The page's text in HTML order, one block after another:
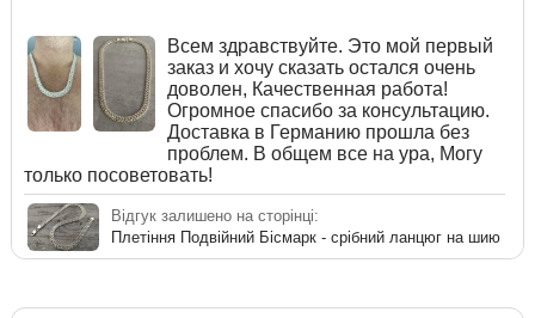
Всем здравствуйте. Это мой первый
заказ и хочу сказать остался очень
доволен, Качественная работа!
Огромное спасибо за консультацию.
Доставка в Германию прошла без
проблем. В общем все на ура, Могу
только посоветовать!
Відгук залишено на сторінці:
Плетіння Подвійний Бісмарк - срібний ланцюг на шию